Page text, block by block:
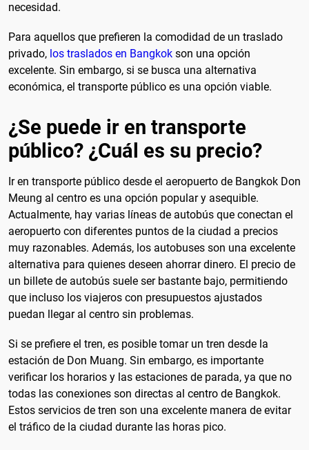
necesidad.
Para aquellos que prefieren la comodidad de un traslado
privado, los traslados en Bangkok son una opción
excelente. Sin embargo, si se busca una alternativa
económica, el transporte público es una opción viable.
¿Se puede ir en transporte
público? ¿Cuál es su precio?
Ir en transporte público desde el aeropuerto de Bangkok Don
Meung al centro es una opción popular y asequible.
Actualmente, hay varias líneas de autobús que conectan el
aeropuerto con diferentes puntos de la ciudad a precios
muy razonables. Además, los autobuses son una excelente
alternativa para quienes deseen ahorrar dinero. El precio de
un billete de autobús suele ser bastante bajo, permitiendo
que incluso los viajeros con presupuestos ajustados
puedan llegar al centro sin problemas.
Si se prefiere el tren, es posible tomar un tren desde la
estación de Don Muang. Sin embargo, es importante
verificar los horarios y las estaciones de parada, ya que no
todas las conexiones son directas al centro de Bangkok.
Estos servicios de tren son una excelente manera de evitar
el tráfico de la ciudad durante las horas pico.